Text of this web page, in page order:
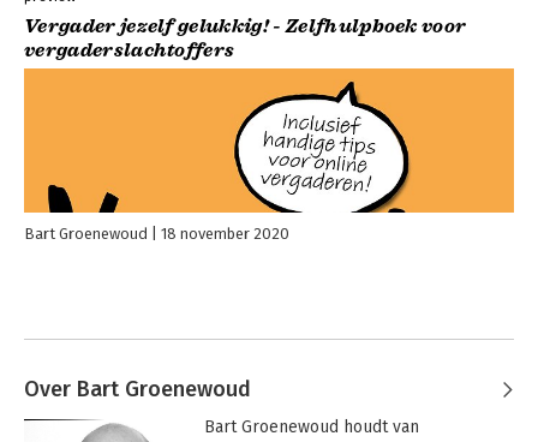
Vergader jezelf gelukkig! - Zelfhulpboek voor
vergaderslachtoffers
Bart Groenewoud 18 november 2020
Over Bart Groenewoud
Bart Groenewoud houdt van